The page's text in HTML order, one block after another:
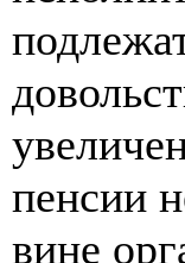
пенсии
вине